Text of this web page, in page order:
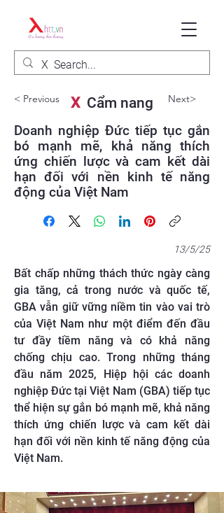
< Previous XCẩm nang Next>
Doanh nghiệp Đức tiếp tục gắn
bó mạnh mẽ, khả năng thích
ứng chiến lược và cam kết dài
hạn đối với nền kinh tế năng
động của Việt Nam
13/5/25
Bất chấp những thách thức ngày càng
gia tăng, cả trong nước và quốc tế,
GBA vẫn giữ vững niềm tin vào vai trò
của Việt Nam như một điểm đến đầu
tư đầy tiềm năng và có khả năng
chống chịu cao. Trong những tháng
đầu năm 2025, Hiệp hội các doanh
nghiệp Đức tại Việt Nam (GBA) tiếp tục
thể hiện sự gắn bó mạnh mẽ, khả năng
thích ứng chiến lược và cam kết dài
hạn đối với nền kinh tế năng động của
Việt Nam.